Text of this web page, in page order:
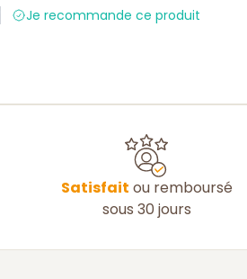
Je recommande ce produit
Satisfait ou remboursé
sous 30 jours